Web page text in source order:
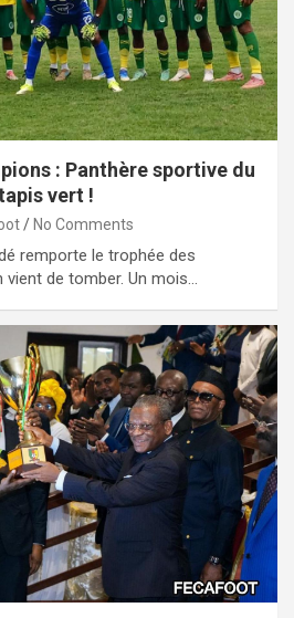
: Panthère sportive du
vert !
No Comments
remporte le trophée des
de tomber. Un mois…